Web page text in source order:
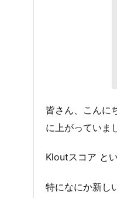
皆さん、こんに
に上がっていま
Kloutスコア と
特になにか新し